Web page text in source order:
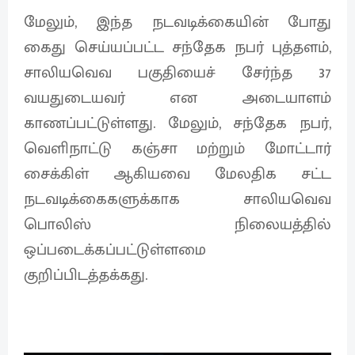
மேலும், இந்த நடவடிக்கையின் போது
கைது செய்யப்பட்ட சந்தேக நபர் புத்தளம்,
சாலியவெவ பகுதியைச் சேர்ந்த 37
வயதுடையவர் என அடையாளம்
காணப்பட்டுள்ளது. மேலும், சந்தேக நபர்,
வெளிநாட்டு கஞ்சா மற்றும் மோட்டார்
சைக்கிள் ஆகியவை மேலதிக சட்ட
நடவடிக்கைகளுக்காக சாலியவெவ
பொலிஸ் நிலையத்தில்
ஒப்படைக்கப்பட்டுள்ளமை
குறிப்பிடத்தக்கது.